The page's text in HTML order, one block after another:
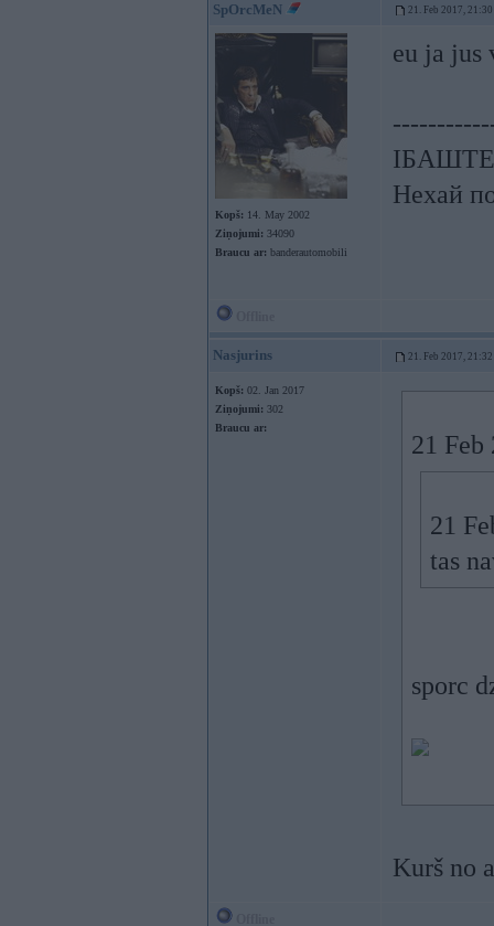
SpOrcMeN 21. Feb 2017, 21:30
Kopš: 14. May 2002
Ziņojumi: 34090
Braucu ar: banderautomobili
eu ja jus
Нехай
Nasjurins 21. Feb 2017, 21:32
Kopš: 02. Jan 2017
Ziņojumi: 302
Braucu ar:
21
21
tas
sporc
Kurš no